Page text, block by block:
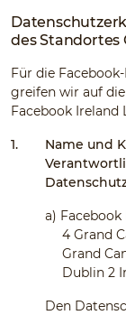
des
Für die
greifen wir auf
Facebook Ireland
1.
Name und
a) Facebook
4 Grand
Grand
Dublin 2
Den